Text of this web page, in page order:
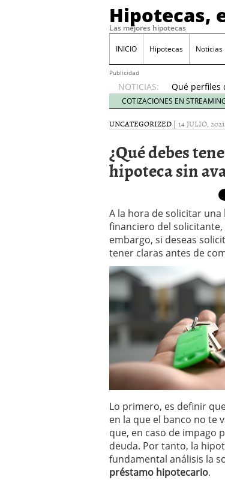
Hipotecas,
Las mejores hipotecas
INICIO Hipotecas Noticias
Publicidad
NOTICIAS:
Previsión
durante el
El Banco de
Qué perfiles
inicio de
Hipotecas
17/01/2026
España? 12/
Previsión
durante el
El Banco
COTIZACIONES EN
UNCATEGORIZED | 14 JULIO, 2021
¿Qué debes
hipoteca sin
A la hora de solicitar una
financiero del solicitante,
embargo, si deseas
tener claras antes de
Lo primero, es definir
en la que el banco no te
que, en caso de impago
deuda. Por tanto, la
fundamental análisis la
préstamo hipotecario.